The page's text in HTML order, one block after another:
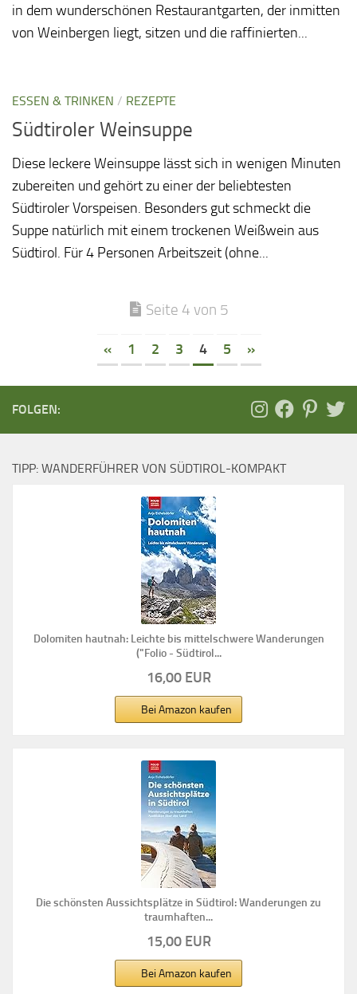
in dem wunderschönen Restaurantgarten, der inmitten
von Weinbergen liegt, sitzen und die raffinierten...
ESSEN & TRINKEN / REZEPTE
Südtiroler Weinsuppe
Diese leckere Weinsuppe lässt sich in wenigen Minuten
zubereiten und gehört zu einer der beliebtesten
Südtiroler Vorspeisen. Besonders gut schmeckt die
Suppe natürlich mit einem trockenen Weißwein aus
Südtirol. Für 4 Personen Arbeitszeit (ohne...
Seite 4 von 5
« 1 2 3 4 5 »
FOLGEN:
TIPP: WANDERFÜHRER VON SÜDTIROL-KOMPAKT
Dolomiten hautnah: Leichte bis mittelschwere Wanderungen
("Folio - Südtirol...
16,00 EUR
Bei Amazon kaufen
Die schönsten Aussichtsplätze in Südtirol: Wanderungen zu
traumhaften...
15,00 EUR
Bei Amazon kaufen